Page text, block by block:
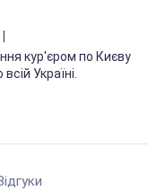
кур'єром по Києву
Україні.